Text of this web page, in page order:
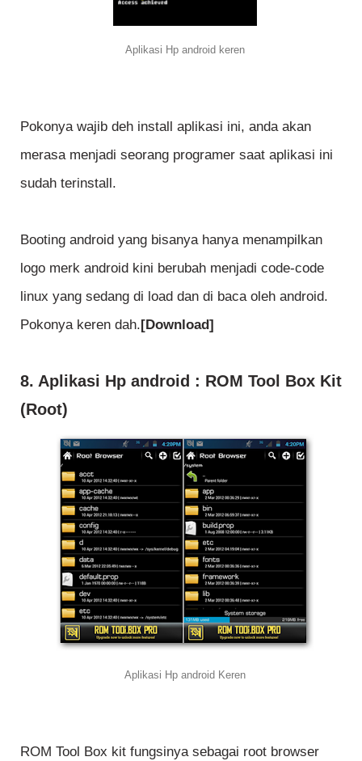
Aplikasi Hp android keren
Pokonya wajib deh install aplikasi ini, anda akan
merasa menjadi seorang programer saat aplikasi ini
sudah terinstall.
Booting android yang bisanya hanya menampilkan
logo merk android kini berubah menjadi code-code
linux yang sedang di load dan di baca oleh android.
Pokonya keren dah. [Download]
8. Aplikasi Hp android : ROM Tool Box Kit
(Root)
Aplikasi Hp android Keren
ROM Tool Box kit fungsinya sebagai root browser